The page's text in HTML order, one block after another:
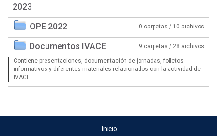
2023
OPE 2022 0 carpetas / 10 archivos
Documentos IVACE 9 carpetas / 28 archivos
Contiene presentaciones, documentación de jornadas, folletos
informativos y diferentes materiales relacionados con la actividad del
IVACE.
Inicio